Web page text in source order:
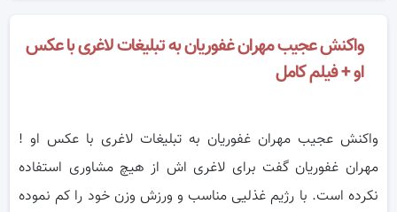
واکنش عجیب مهران غفوریان به تبلیغات لاغری با عکس
او + فیلم کامل
واکنش عجیب مهران غفوریان به تبلیغات لاغری با عکس او !
مهران غفوریان گفت برای لاغری اش از هیچ مشاوری استفاده
نکرده است. با رژیم غذلیی مناسب و ورزش وزن خود را کم نموده